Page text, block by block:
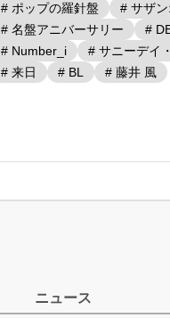
# ポップの羅針盤
# サザ
# 名盤アニバーサリー
#
# Number_i
# サニーデイ
# 来日
# BL # 藤井 風
ニュース